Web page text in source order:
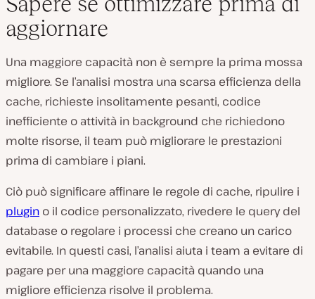
aggiornare
Una maggiore capacità non è sempre la prima mossa
migliore. Se l’analisi mostra una scarsa efficienza della
cache, richieste insolitamente pesanti, codice
inefficiente o attività in background che richiedono
molte risorse, il team può migliorare le prestazioni
prima di cambiare i piani.
Ciò può significare affinare le regole di cache, ripulire i
plugin o il codice personalizzato, rivedere le query del
database o regolare i processi che creano un carico
evitabile. In questi casi, l’analisi aiuta i team a evitare di
pagare per una maggiore capacità quando una
migliore efficienza risolve il problema.